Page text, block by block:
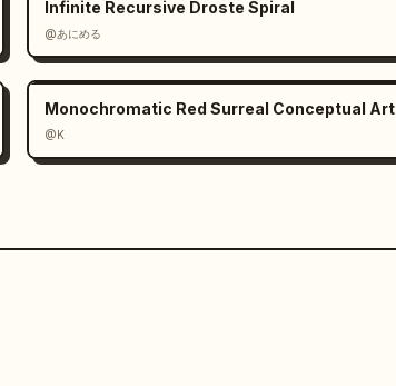
Infinite Recursive Droste Spiral
@あにめる
Monochromatic Red Surreal Conceptual Art
@K